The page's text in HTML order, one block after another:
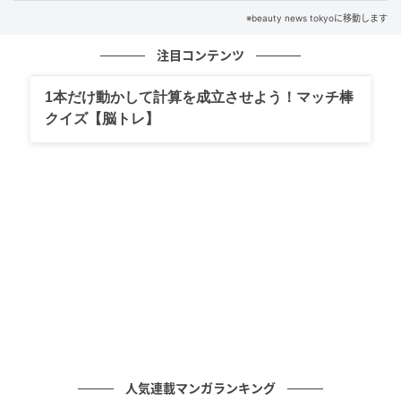
二の腕が気になるからといって、隠すことばかりを優
※beauty news tokyoに移動します
注目コンテンツ
1本だけ動かして計算を成立させよう！マッチ棒
クイズ【脳トレ】
人気連載マンガランキング